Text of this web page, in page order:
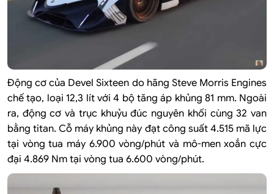
Động cơ của Devel Sixteen do hãng Steve Morris Engines
chế tạo, loại 12,3 lít với 4 bộ tăng áp khủng 81 mm. Ngoài
ra, động cơ và trục khuỷu đúc nguyên khối cùng 32 van
bằng titan. Cỗ máy khủng này đạt công suất 4.515 mã lực
tại vòng tua máy 6.900 vòng/phút và mô-men xoắn cực
đại 4.869 Nm tại vòng tua 6.600 vòng/phút.